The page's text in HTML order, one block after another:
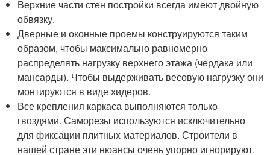
Верхние части стен постройки всегда имеют двойную
обвязку.
Дверные и оконные проемы конструируются таким
образом, чтобы максимально равномерно
распределять нагрузку верхнего этажа (чердака или
мансарды). Чтобы выдерживать весовую нагрузку они
монтируются в виде хидеров.
Все крепления каркаса выполняются только
гвоздями. Саморезы используются исключительно
для фиксации плитных материалов. Строители в
нашей стране эти нюансы очень упорно игнорируют.